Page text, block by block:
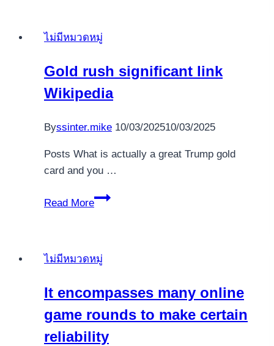
choix
suedoise
dessinant
communs
obtient
repère
Canada
ไม่มีหมวดหมู่
Gold rush significant link
Wikipedia
Byssinter.mike 10/03/202510/03/2025
Posts What is actually a great Trump gold
card and you …
Read More
Gold
Wikipedia
ไม่มีหมวดหมู่
It encompasses many online
game rounds to make certain
reliability